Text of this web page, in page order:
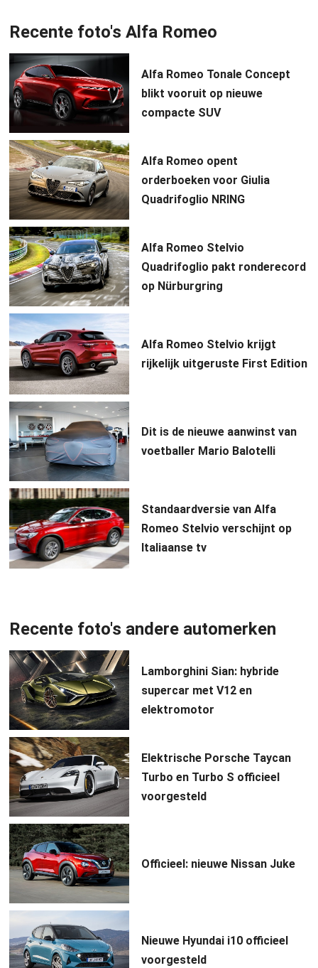
Recente foto's Alfa Romeo
Alfa Romeo Tonale Concept
blikt vooruit op nieuwe
compacte SUV
Alfa Romeo opent
orderboeken voor Giulia
Quadrifoglio NRING
Alfa Romeo Stelvio
Quadrifoglio pakt ronderecord
op Nürburgring
Alfa Romeo Stelvio krijgt
rijkelijk uitgeruste First Edition
Dit is de nieuwe aanwinst van
voetballer Mario Balotelli
Standaardversie van Alfa
Romeo Stelvio verschijnt op
Italiaanse tv
Recente foto's andere automerken
Lamborghini Sian: hybride
supercar met V12 en
elektromotor
Elektrische Porsche Taycan
Turbo en Turbo S officieel
voorgesteld
Officieel: nieuwe Nissan Juke
Nieuwe Hyundai i10 officieel
voorgesteld